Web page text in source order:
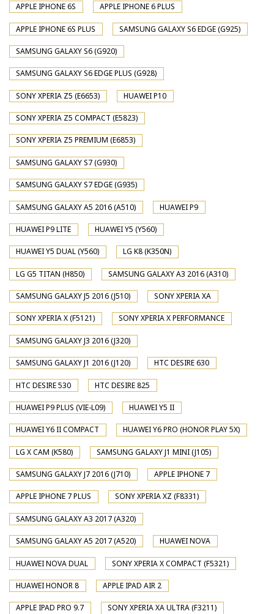
APPLE IPHONE 6S APPLE IPHONE 6 PLUS
APPLE IPHONE 6S PLUS SAMSUNG GALAXY S6 EDGE (G925)
SAMSUNG GALAXY S6 (G920)
SAMSUNG GALAXY S6 EDGE PLUS (G928)
SONY XPERIA Z5 (E6653) HUAWEI P10
SONY XPERIA Z5 COMPACT (E5823)
SONY XPERIA Z5 PREMIUM (E6853)
SAMSUNG GALAXY S7 (G930)
SAMSUNG GALAXY S7 EDGE (G935)
SAMSUNG GALAXY A5 2016 (A510) HUAWEI P9
HUAWEI P9 LITE HUAWEI Y5 (Y560)
HUAWEI Y5 DUAL (Y560) LG K8 (K350N)
LG G5 TITAN (H850) SAMSUNG GALAXY A3 2016 (A310)
SAMSUNG GALAXY J5 2016 (J510) SONY XPERIA XA
SONY XPERIA X (F5121) SONY XPERIA X PERFORMANCE
SAMSUNG GALAXY J3 2016 (J320)
SAMSUNG GALAXY J1 2016 (J120) HTC DESIRE 630
HTC DESIRE 530 HTC DESIRE 825
HUAWEI P9 PLUS (VIE-L09) HUAWEI Y5 II
HUAWEI Y6 II COMPACT HUAWEI Y6 PRO (HONOR PLAY 5X)
LG X CAM (K580) SAMSUNG GALAXY J1 MINI (J105)
SAMSUNG GALAXY J7 2016 (J710) APPLE IPHONE 7
APPLE IPHONE 7 PLUS SONY XPERIA XZ (F8331)
SAMSUNG GALAXY A3 2017 (A320)
SAMSUNG GALAXY A5 2017 (A520) HUAWEI NOVA
HUAWEI NOVA DUAL SONY XPERIA X COMPACT (F5321)
HUAWEI HONOR 8 APPLE IPAD AIR 2
APPLE IPAD PRO 9.7 SONY XPERIA XA ULTRA (F3211)